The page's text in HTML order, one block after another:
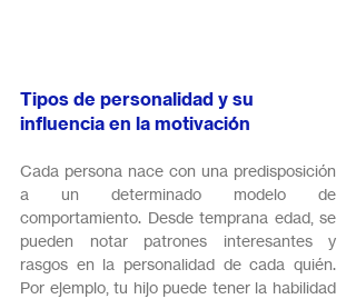
Tipos de personalidad y su
influencia en la motivación
Cada persona nace con una predisposición
a un determinado modelo de
comportamiento. Desde temprana edad, se
pueden notar patrones interesantes y
rasgos en la personalidad de cada quién.
Por ejemplo, tu hijo puede tener la habilidad